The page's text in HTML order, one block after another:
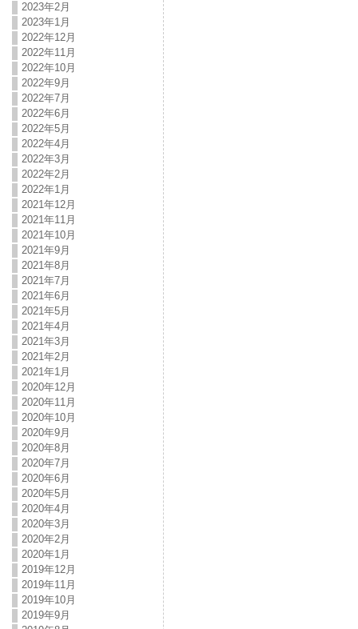
2023年2月
2023年1月
2022年12月
2022年11月
2022年10月
2022年9月
2022年7月
2022年6月
2022年5月
2022年4月
2022年3月
2022年2月
2022年1月
2021年12月
2021年11月
2021年10月
2021年9月
2021年8月
2021年7月
2021年6月
2021年5月
2021年4月
2021年3月
2021年2月
2021年1月
2020年12月
2020年11月
2020年10月
2020年9月
2020年8月
2020年7月
2020年6月
2020年5月
2020年4月
2020年3月
2020年2月
2020年1月
2019年12月
2019年11月
2019年10月
2019年9月